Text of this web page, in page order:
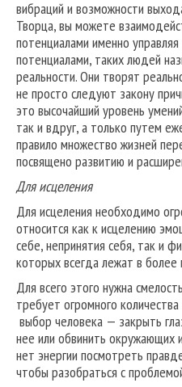
вибраций и возможности
Творца, вы можете
потенциалами именно
потенциалами, таких людей
реальности. Они творят
не просто следуют закону
это высочайший уровень
так и вдруг, а только путем
правило множество жизней
посвящено развитию и
Для исцеления
Для исцеления необходимо
относится как к исцелению
себе, непринятия себя, так и
которых всегда лежат в более
Для всего этого нужна
требует огромного
выбор человека — закрыть
нее или обвинить окружающих
нет энергии посмотреть
чтобы разобраться с